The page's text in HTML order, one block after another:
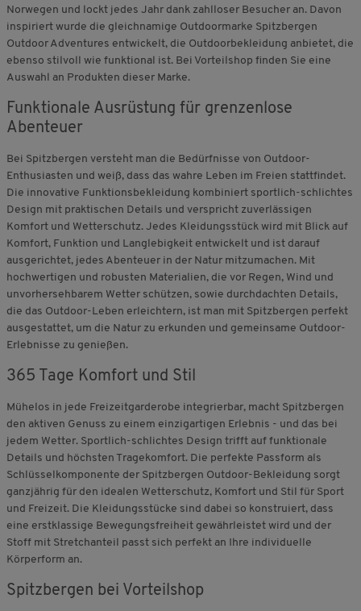
Norwegen und lockt jedes Jahr dank zahlloser Besucher an. Davon
inspiriert wurde die gleichnamige Outdoormarke Spitzbergen
Outdoor Adventures entwickelt, die Outdoorbekleidung anbietet, die
ebenso stilvoll wie funktional ist. Bei Vorteilshop finden Sie eine
Auswahl an Produkten dieser Marke.
Funktionale Ausrüstung für grenzenlose
Abenteuer
Bei Spitzbergen versteht man die Bedürfnisse von Outdoor-
Enthusiasten und weiß, dass das wahre Leben im Freien stattfindet.
Die innovative Funktionsbekleidung kombiniert sportlich-schlichtes
Design mit praktischen Details und verspricht zuverlässigen
Komfort und Wetterschutz. Jedes Kleidungsstück wird mit Blick auf
Komfort, Funktion und Langlebigkeit entwickelt und ist darauf
ausgerichtet, jedes Abenteuer in der Natur mitzumachen. Mit
hochwertigen und robusten Materialien, die vor Regen, Wind und
unvorhersehbarem Wetter schützen, sowie durchdachten Details,
die das Outdoor-Leben erleichtern, ist man mit Spitzbergen perfekt
ausgestattet, um die Natur zu erkunden und gemeinsame Outdoor-
Erlebnisse zu genießen.
365 Tage Komfort und Stil
Mühelos in jede Freizeitgarderobe integrierbar, macht Spitzbergen
den aktiven Genuss zu einem einzigartigen Erlebnis - und das bei
jedem Wetter. Sportlich-schlichtes Design trifft auf funktionale
Details und höchsten Tragekomfort. Die perfekte Passform als
Schlüsselkomponente der Spitzbergen Outdoor-Bekleidung sorgt
ganzjährig für den idealen Wetterschutz, Komfort und Stil für Sport
und Freizeit. Die Kleidungsstücke sind dabei so konstruiert, dass
eine erstklassige Bewegungsfreiheit gewährleistet wird und der
Stoff mit Stretchanteil passt sich perfekt an Ihre individuelle
Körperform an.
Spitzbergen bei Vorteilshop